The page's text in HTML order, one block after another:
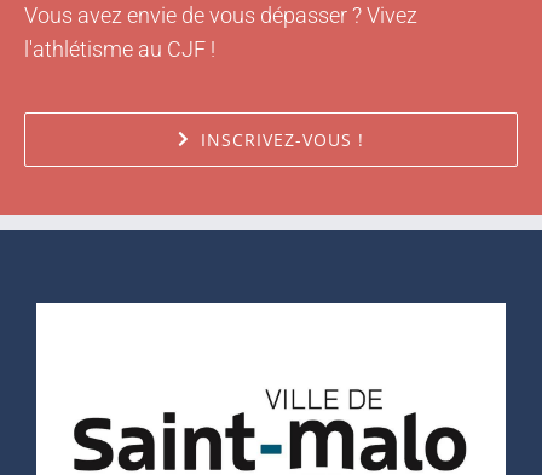
Vous avez envie de vous dépasser ? Vivez
l'athlétisme au CJF !
INSCRIVEZ-VOUS !